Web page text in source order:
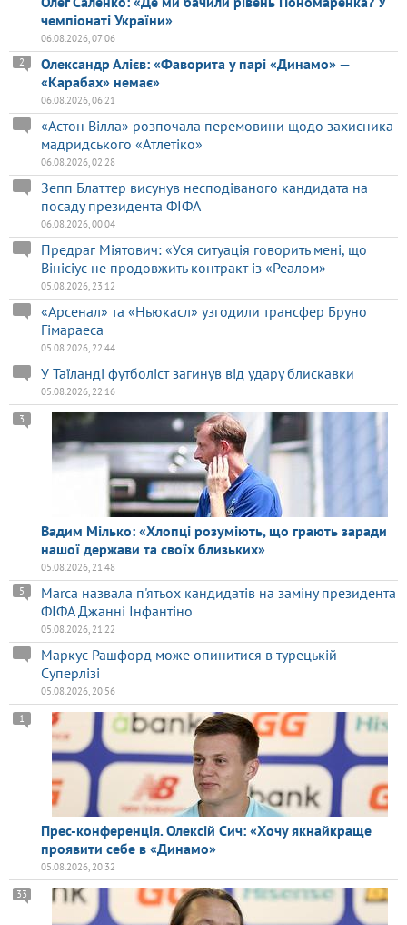
чемпіонаті України»
06.08.2026, 07:06
Олександр Алієв: «Фаворита у парі «Динамо» —
«Карабах» немає»
2
06.08.2026, 06:21
«Астон Вілла» розпочала перемовини щодо захисника
мадридського «Атлетіко»
06.08.2026, 02:28
Зепп Блаттер висунув несподіваного кандидата на
посаду президента ФІФА
06.08.2026, 00:04
Предраг Міятович: «Уся ситуація говорить мені, що
Вінісіус не продовжить контракт із «Реалом»
05.08.2026, 23:12
«Арсенал» та «Ньюкасл» узгодили трансфер Бруно
Гімараеса
05.08.2026, 22:44
У Таїланді футболіст загинув від удару блискавки
05.08.2026, 22:16
Вадим Мілько: «Хлопці розуміють, що грають заради
нашої держави та своїх близьких»
3
05.08.2026, 21:48
Marca назвала п'ятьох кандидатів на заміну президента
ФІФА Джанні Інфантіно
5
05.08.2026, 21:22
Маркус Рашфорд може опинитися в турецькій
Суперлізі
05.08.2026, 20:56
Прес-конференція. Олексій Сич: «Хочу якнайкраще
проявити себе в «Динамо»
1
05.08.2026, 20:32
33